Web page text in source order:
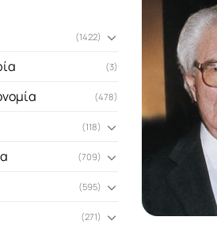
(1422)
(3)
(478)
(118)
(709)
(595)
(271)